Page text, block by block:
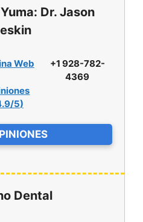
Dr. Jason
Web
5)
+1 928-782-
4369
Dental